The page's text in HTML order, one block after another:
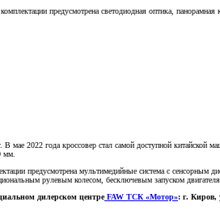
предусмотрена светодиодная оптика,
мае 2022 года кроссовер стал самой доступной
мм.
предусмотрена мультимедийные система с
рулевым колесом, бесключевым запуском
дилерском центреFAW ТСК «Мотор»: г. Киров,